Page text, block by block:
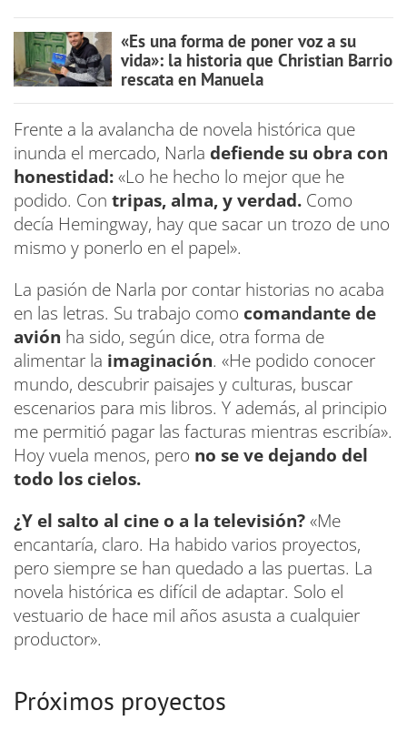
«Es una forma de poner voz a su
vida»: la historia que Christian Barrio
rescata en Manuela
Frente a la avalancha de novela histórica que
inunda el mercado, Narla defiende su obra con
honestidad:«Lo he hecho lo mejor que he
podido. Con tripas, alma, y verdad. Como
decía Hemingway, hay que sacar un trozo de uno
mismo y ponerlo en el papel».
La pasión de Narla por contar historias no acaba
en las letras. Su trabajo como comandante de
avión ha sido, según dice, otra forma de
alimentar la imaginación. «He podido conocer
mundo, descubrir paisajes y culturas, buscar
escenarios para mis libros. Y además, al principio
me permitió pagar las facturas mientras escribía».
Hoy vuela menos, pero no se ve dejando del
todo los cielos.
¿Y el salto al cine o a la televisión?«Me
encantaría, claro. Ha habido varios proyectos,
pero siempre se han quedado a las puertas. La
novela histórica es difícil de adaptar. Solo el
vestuario de hace mil años asusta a cualquier
productor».
Próximos proyectos